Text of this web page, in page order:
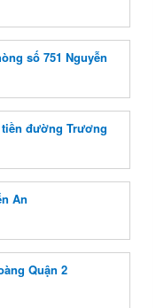
số 751 Nguyễn
đường Trương
An
Quận 2